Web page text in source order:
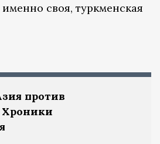
своя, туркменская
против
Хроники